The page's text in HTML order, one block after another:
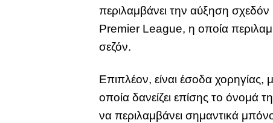
περιλαμβάνει την αύξηση
Premier League, η οποία
σεζόν.
Επιπλέον, είναι έσοδα
οποία δανείζει επίσης το όνομά
να περιλαμβάνει σημαντικά